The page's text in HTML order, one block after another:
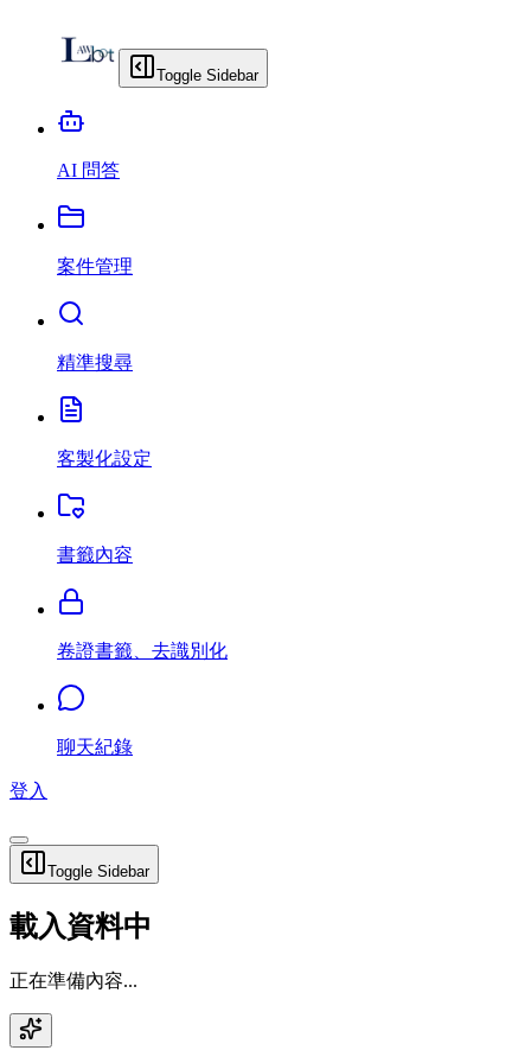
Toggle Sidebar
AI 問答
案件管理
精準搜尋
客製化設定
書籤內容
卷證書籤、去識別化
聊天紀錄
登入
Toggle Sidebar
載入資料中
正在準備內容...